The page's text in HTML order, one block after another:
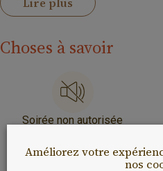
Choses à savoir
Soirée non autorisée
Améliorez votre
nos